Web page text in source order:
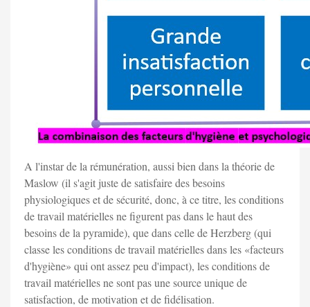
A l'instar de la rémunération, aussi bien dans la théorie de
Maslow (il s'agit juste de satisfaire des besoins
physiologiques et de sécurité, donc, à ce titre, les conditions
de travail matérielles ne figurent pas dans le haut des
besoins de la pyramide), que dans celle de Herzberg (qui
classe les conditions de travail matérielles dans les «facteurs
d'hygiène» qui ont assez peu d'impact), les conditions de
travail matérielles ne sont pas une source unique de
satisfaction, de motivation et de fidélisation.